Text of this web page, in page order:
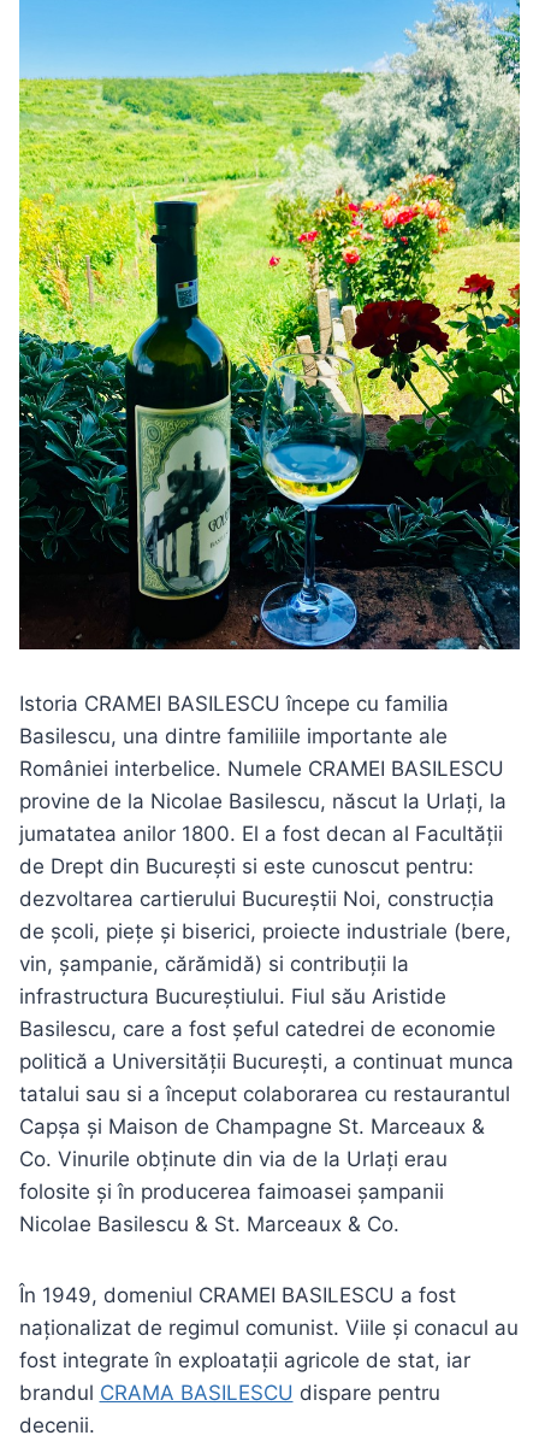
Istoria CRAMEI BASILESCU începe cu familia
Basilescu, una dintre familiile importante ale
României interbelice. Numele CRAMEI BASILESCU
provine de la Nicolae Basilescu, născut la Urlați, la
jumatatea anilor 1800. El a fost decan al Facultății
de Drept din București si este cunoscut pentru:
dezvoltarea cartierului Bucureștii Noi, construcția
de școli, piețe și biserici, proiecte industriale (bere,
vin, șampanie, cărămidă) si contribuții la
infrastructura Bucureștiului. Fiul său Aristide
Basilescu, care a fost șeful catedrei de economie
politică a Universității București, a continuat munca
tatalui sau si a început colaborarea cu restaurantul
Capșa și Maison de Champagne St. Marceaux &
Co. Vinurile obținute din via de la Urlați erau
folosite și în producerea faimoasei șampanii
Nicolae Basilescu & St. Marceaux & Co.
În 1949, domeniul CRAMEI BASILESCU a fost
naționalizat de regimul comunist. Viile și conacul au
fost integrate în exploatații agricole de stat, iar
brandul CRAMA BASILESCU dispare pentru
decenii.